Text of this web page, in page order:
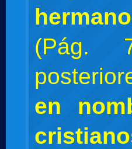
(Pág.
en